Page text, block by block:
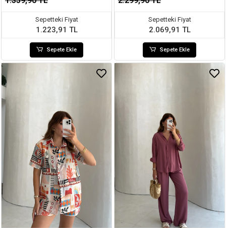
Sepetteki Fiyat
1.223,91 TL
Sepete Ekle
Sepetteki Fiyat
2.069,91 TL
Sepete Ekle